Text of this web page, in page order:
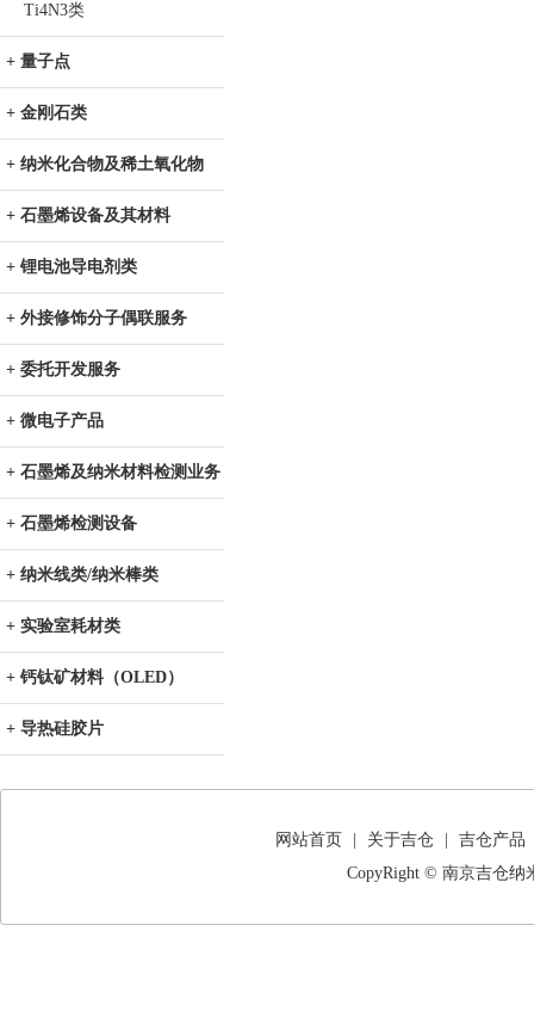
Ti4N3类
+ 量子点
+ 金刚石类
+ 纳米化合物及稀土氧化物
+ 石墨烯设备及其材料
+ 锂电池导电剂类
+ 外接修饰分子偶联服务
+ 委托开发服务
+ 微电子产品
+ 石墨烯及纳米材料检测业务
+ 石墨烯检测设备
+ 纳米线类/纳米棒类
+ 实验室耗材类
+ 钙钛矿材料（OLED）
+ 导热硅胶片
网站首页 关于吉仓 吉仓产品
CopyRight © 南京吉仓